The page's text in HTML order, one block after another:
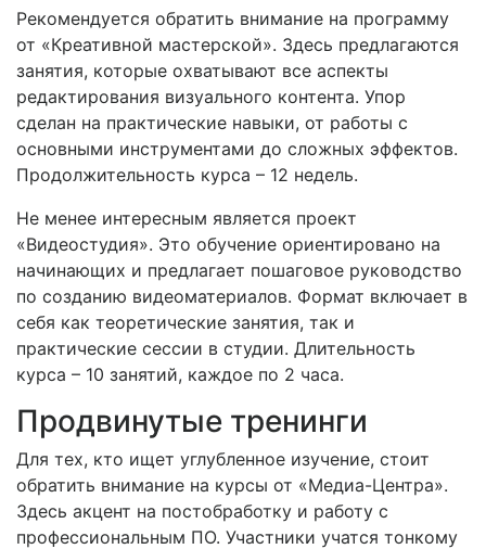
Рекомендуется обратить внимание на программу
от «Креативной мастерской». Здесь предлагаются
занятия, которые охватывают все аспекты
редактирования визуального контента. Упор
сделан на практические навыки, от работы с
основными инструментами до сложных эффектов.
Продолжительность курса – 12 недель.
Не менее интересным является проект
«Видеостудия». Это обучение ориентировано на
начинающих и предлагает пошаговое руководство
по созданию видеоматериалов. Формат включает в
себя как теоретические занятия, так и
практические сессии в студии. Длительность
курса – 10 занятий, каждое по 2 часа.
Продвинутые тренинги
Для тех, кто ищет углубленное изучение, стоит
обратить внимание на курсы от «Медиа-Центра».
Здесь акцент на постобработку и работу с
профессиональным ПО. Участники учатся тонкому